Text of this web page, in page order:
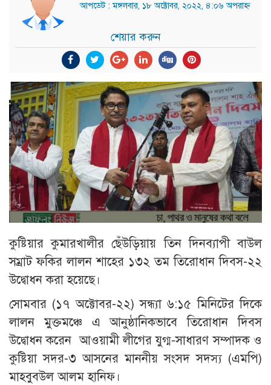
আপডেট : মঙ্গলবার, ১৮ অক্টোবর, ২০২২, ৪:০৬ অপরাহ্ন
শেয়ার করুন
কুষ্টিয়ার কুমারখালীর ছেঁউড়িয়ায় তিন দিনব্যাপী বাউল
সম্রাট ফকির লালন শাহের ১৩২ তম তিরোধান দিবস-২২
উদ্বোধন করা হয়েছে।
সোমবার (১৭ অক্টোবর-২২) সন্ধ্যা ৬:১৫ মিনিটের দিকে
লালন মুক্তমঞ্চে এ আনুষ্ঠানিকভাবে তিরোধান দিবস
উদ্বোধন করেন আওয়ামী লীগের যুগ্ম-সাধারণ সম্পাদক ও
কুষ্টিয়া সদর-৩ আসনের মাননীয় সংসদ সদস্য (এমপি)
মাহবুবউল আলম হানিফ।